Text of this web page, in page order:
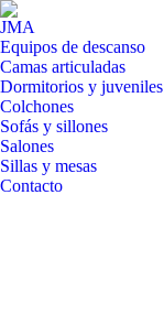
JMA
Equipos de descanso
Camas articuladas
Dormitorios y juveniles
Colchones
Sofás y sillones
Salones
Sillas y mesas
Contacto